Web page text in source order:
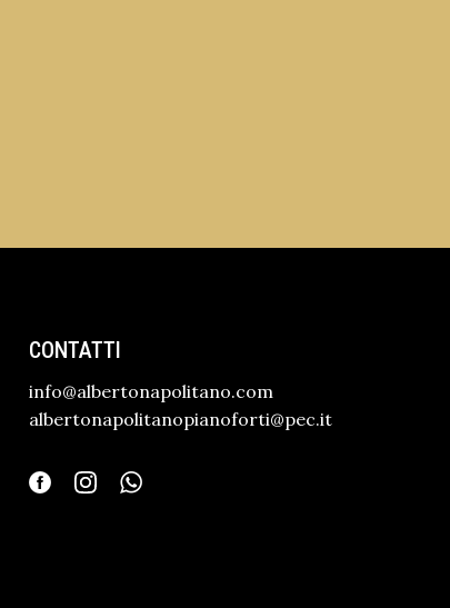
CONTATTI
info@albertonapolitano.com
albertonapolitanopianoforti@pec.it